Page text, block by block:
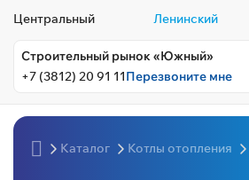
Центральный Ленинский
Строительный рынок «Южный»
+7 (3812) 20 91 11Перезвоните мне
Каталог Котлы отопления